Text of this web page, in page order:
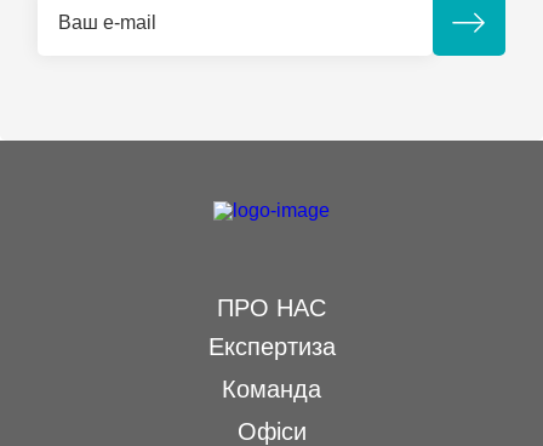
ПРО НАС
Експертиза
Команда
Офіси